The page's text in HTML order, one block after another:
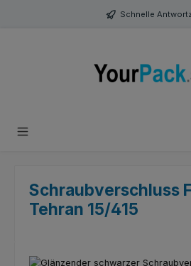
Zum Hauptinhalt springen Schnelle
Schraubverschluss
Tehran 15/415